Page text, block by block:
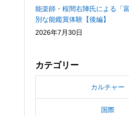
能楽師・桜間右陣氏による「
別な能鑑賞体験【後編】
2026年7月30日
カテゴリー
カルチャー
国際